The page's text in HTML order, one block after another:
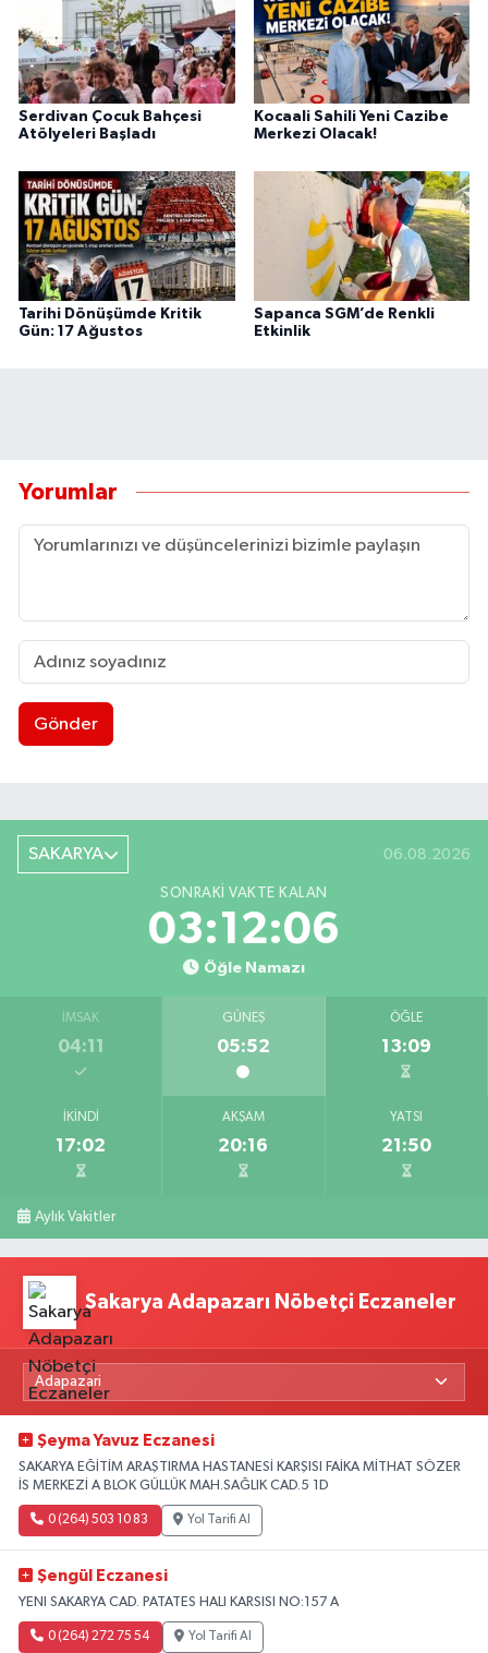
Serdivan Çocuk Bahçesi
Atölyeleri Başladı
Kocaali Sahili Yeni Cazibe
Merkezi Olacak!
Tarihi Dönüşümde Kritik
Gün: 17 Ağustos
Sapanca SGM’de Renkli
Etkinlik
Yorumlar
Gönder
SAKARYA 06.08.2026
SONRAKI VAKTE KALAN
03:12:05
Öğle Namazı
İMSAK
04:11
GÜNEŞ
05:52
ÖĞLE
13:09
İKINDI
17:02
AKŞAM
20:16
YATSI
21:50
Aylık Vakitler
Sakarya Adapazarı Nöbetçi Eczaneler
Şeyma Yavuz Eczanesi
SAKARYA EĞİTİM ARAŞTIRMA HASTANESİ KARŞISI FAİKA MİTHAT SÖZER
İS MERKEZİ A BLOK GÜLLÜK MAH.SAĞLIK CAD.5 1D
0 (264) 503 10 83 Yol Tarifi Al
Şengül Eczanesi
YENI SAKARYA CAD. PATATES HALI KARSISI NO:157 A
0 (264) 272 75 54 Yol Tarifi Al